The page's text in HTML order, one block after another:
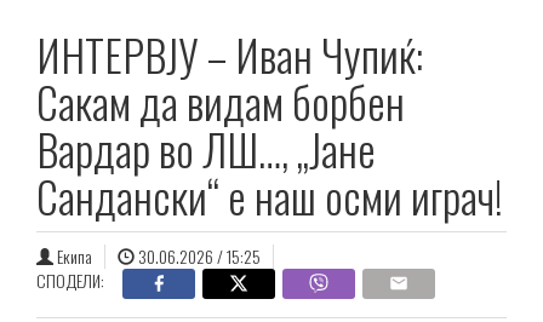
ИНТЕРВЈУ – Иван Чупиќ:
Сакам да видам борбен
Вардар во ЛШ…, „Јане
Сандански“ е наш осми играч!
Екипа
30.06.2026 / 15:25
СПОДЕЛИ: